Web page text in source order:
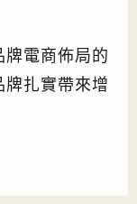
電商佈局的
扎實帶來增